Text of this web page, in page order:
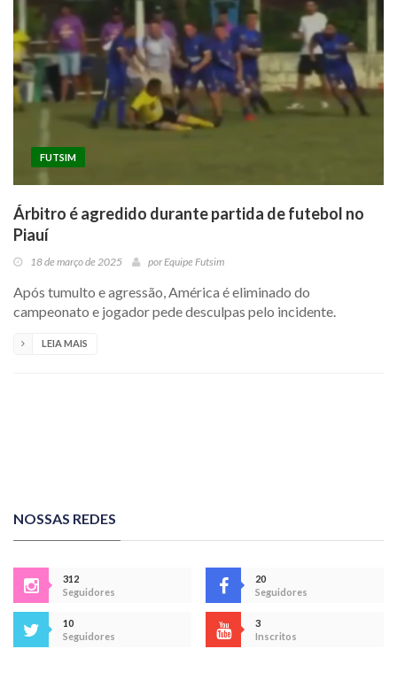
FUTSIM
Árbitro é agredido durante partida de futebol no
Piauí
18 de março de 2025 por Equipe Futsim
Após tumulto e agressão, América é eliminado do
campeonato e jogador pede desculpas pelo incidente.
LEIA MAIS
NOSSAS REDES
312
Seguidores
20
Seguidores
10
Seguidores
3
Inscritos